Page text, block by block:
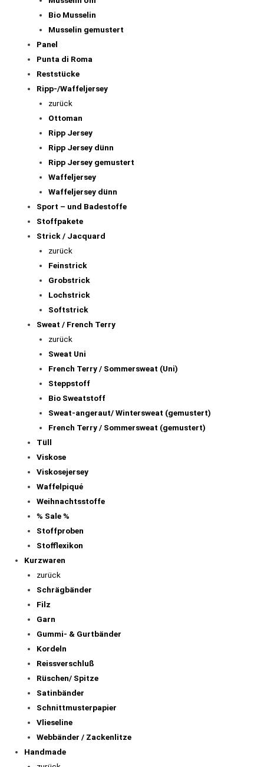
Bio Musselin
Musselin gemustert
Panel
Punta di Roma
Reststücke
Ripp-/Waffeljersey
zurück
Ottoman
Ripp Jersey
Ripp Jersey dünn
Ripp Jersey gemustert
Waffeljersey
Waffeljersey dünn
Sport – und Badestoffe
Stoffpakete
Strick / Jacquard
zurück
Feinstrick
Grobstrick
Lochstrick
Softstrick
Sweat / French Terry
zurück
Sweat Uni
French Terry / Sommersweat (Uni)
Steppstoff
Bio Sweatstoff
Sweat-angeraut/ Wintersweat (gemustert)
French Terry / Sommersweat (gemustert)
Tüll
Viskose
Viskosejersey
Waffelpiqué
Weihnachtsstoffe
% Sale %
Stoffproben
Stofflexikon
Kurzwaren
zurück
Schrägbänder
Filz
Garn
Gummi- & Gurtbänder
Kordeln
Reissverschluß
Rüschen/ Spitze
Satinbänder
Schnittmusterpapier
Vlieseline
Webbänder / Zackenlitze
Handmade